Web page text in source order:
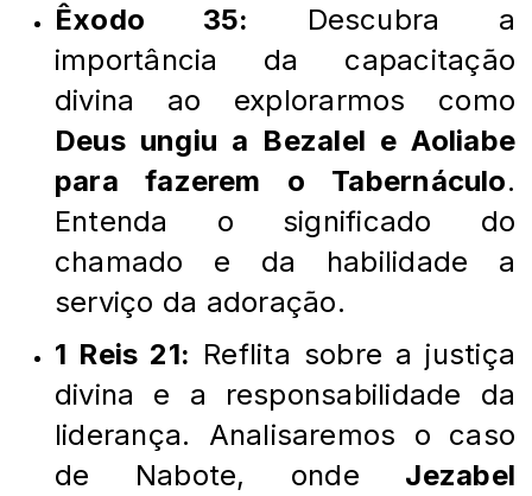
Êxodo 35: Descubra a
importância da capacitação
divina ao explorarmos como
Deus ungiu a Bezalel e Aoliabe
para fazerem o Tabernáculo.
Entenda o significado do
chamado e da habilidade a
serviço da adoração.
1 Reis 21: Reflita sobre a justiça
divina e a responsabilidade da
liderança. Analisaremos o caso
de Nabote, onde Jezabel